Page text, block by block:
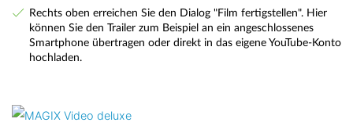
Rechts oben erreichen Sie den Dialog "Film fertigstellen". Hier
können Sie den Trailer zum Beispiel an ein angeschlossenes
Smartphone übertragen oder direkt in das eigene YouTube-Konto
hochladen.